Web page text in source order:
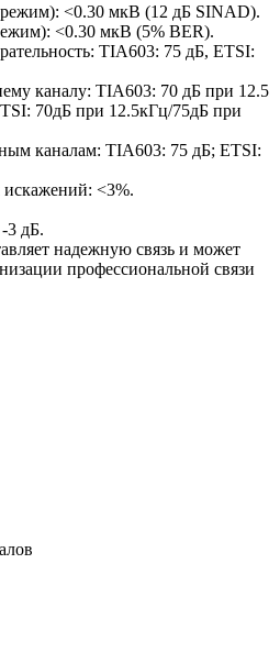
режим): <0.30 мкВ (12 дБ SINAD).
<0.30 мкВ (5% BER).
TIA603: 75 дБ, ETSI:
каналу: TIA603: 70 дБ при 12.5
70дБ при 12.5кГц/75дБ при
каналам: TIA603: 75 дБ; ETSI:
<3%.
3 дБ.
надежную связь и может
профессиональной связи